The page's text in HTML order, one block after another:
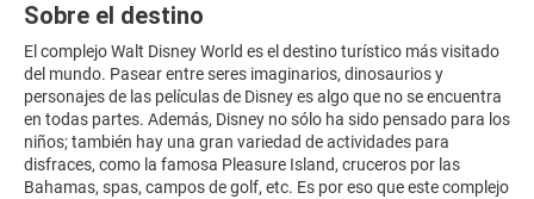
Sobre el destino
El complejo Walt Disney World es el destino turístico más visitado
del mundo. Pasear entre seres imaginarios, dinosaurios y
personajes de las películas de Disney es algo que no se encuentra
en todas partes. Además, Disney no sólo ha sido pensado para los
niños; también hay una gran variedad de actividades para
disfraces, como la famosa Pleasure Island, cruceros por las
Bahamas, spas, campos de golf, etc. Es por eso que este complejo